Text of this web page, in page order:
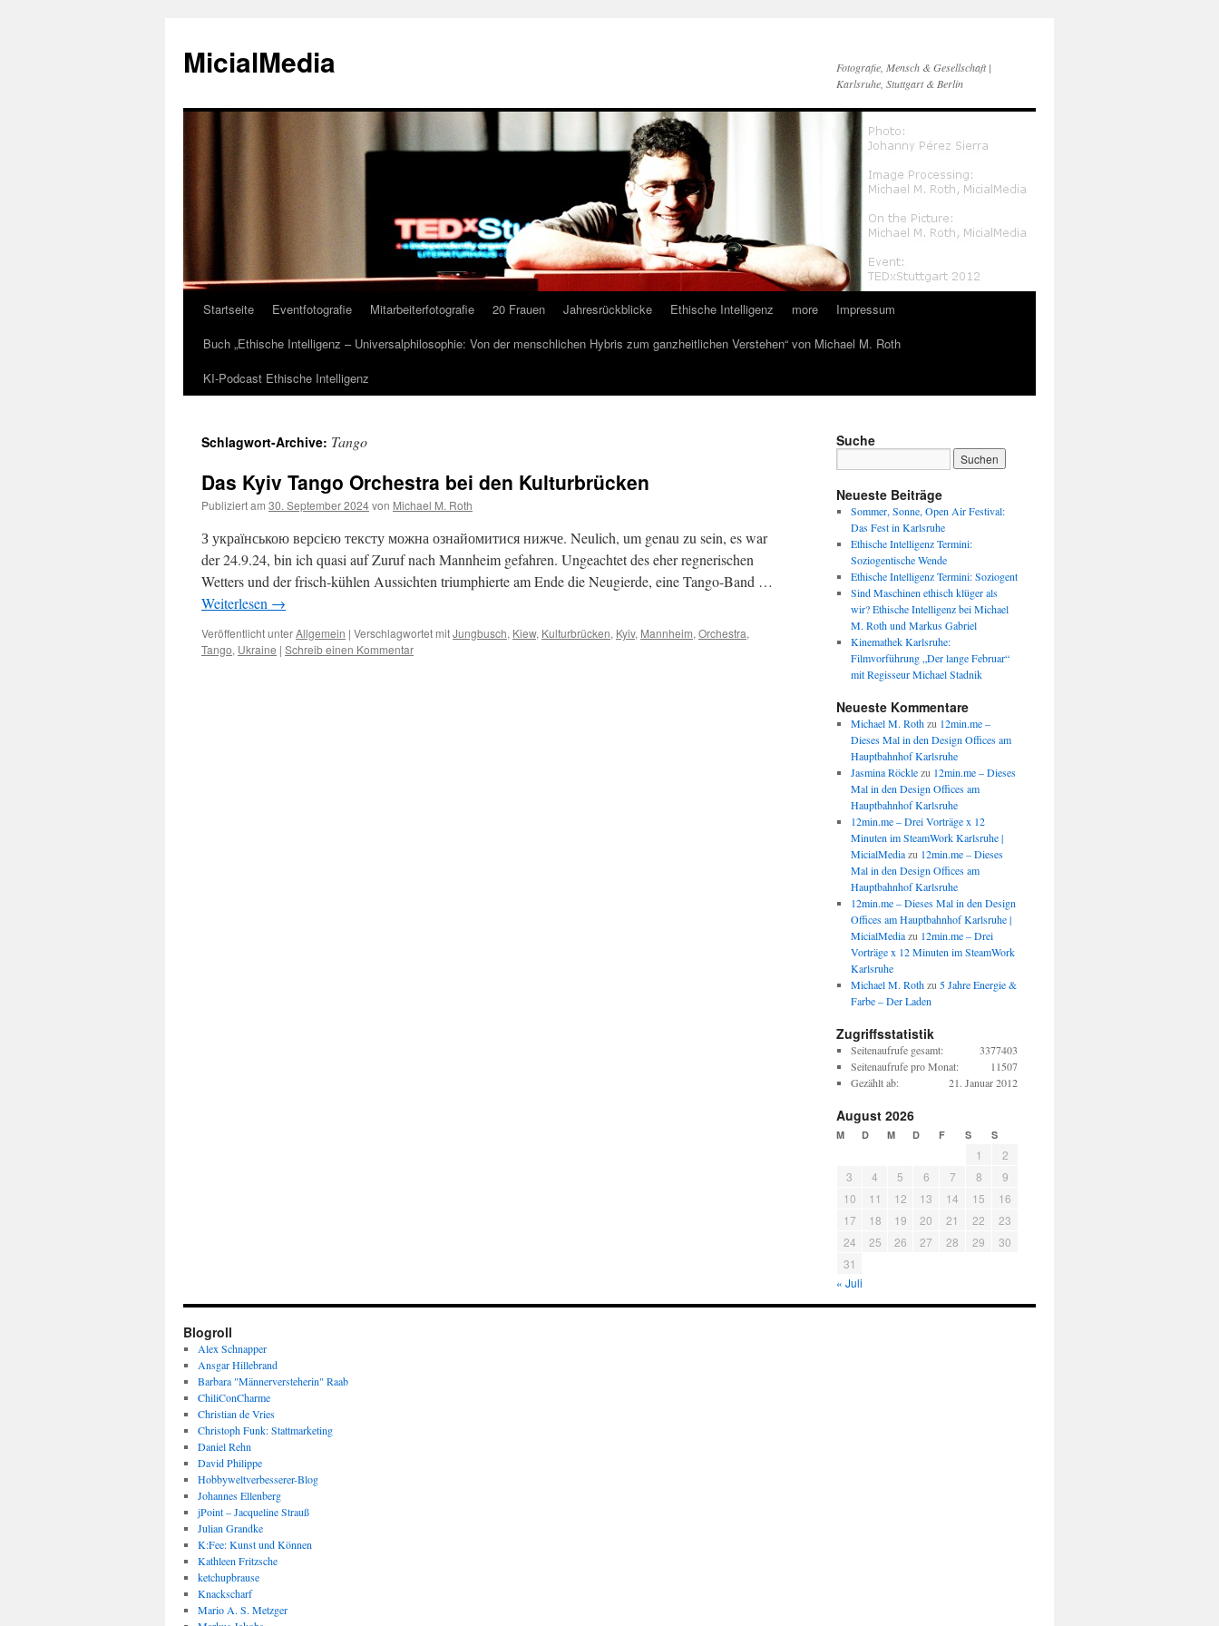
MicialMedia
Fotografie, Mensch & Gesellschaft |
Karlsruhe, Stuttgart & Berlin
Zum
Inhalt
springen
Startseite Eventfotografie Mitarbeiterfotografie 20 Frauen Jahresrückblicke Ethische Intelligenz more
Impressum
Buch „Ethische Intelligenz – Universalphilosophie: Von der menschlichen Hybris zum ganzheitlichen Verstehen“ von Michael M. Roth
KI-Podcast Ethische Intelligenz
Schlagwort-Archive: Tango
Das Kyiv Tango Orchestra bei den Kulturbrücken
Publiziert am 30. September 2024von Michael M. Roth
З українською версією тексту можна ознайомитися нижче. Neulich, um genau zu sein, es war
der 24.9.24, bin ich quasi auf Zuruf nach Mannheim gefahren. Ungeachtet des eher regnerischen
Wetters und der frisch-kühlen Aussichten triumphierte am Ende die Neugierde, eine Tango-Band …
Weiterlesen →
Veröffentlicht unterAllgemein | Verschlagwortet mitJungbusch, Kiew, Kulturbrücken, Kyiv, Mannheim, Orchestra,
Tango, Ukraine | Schreib einen Kommentar
Suche
Neueste Beiträge
Sommer, Sonne, Open Air Festival:
Das Fest in Karlsruhe
Ethische Intelligenz Termini:
Soziogentische Wende
Ethische Intelligenz Termini: Soziogent
Sind Maschinen ethisch klüger als
wir? Ethische Intelligenz bei Michael
M. Roth und Markus Gabriel
Kinemathek Karlsruhe:
Filmvorführung „Der lange Februar“
mit Regisseur Michael Stadnik
Neueste Kommentare
Michael M. Rothzu 12min.me –
Dieses Mal in den Design Offices am
Hauptbahnhof Karlsruhe
Jasmina Röcklezu 12min.me – Dieses
Mal in den Design Offices am
Hauptbahnhof Karlsruhe
12min.me – Drei Vorträge x 12
Minuten im SteamWork Karlsruhe |
MicialMediazu 12min.me – Dieses
Mal in den Design Offices am
Hauptbahnhof Karlsruhe
12min.me – Dieses Mal in den Design
Offices am Hauptbahnhof Karlsruhe |
MicialMediazu 12min.me – Drei
Vorträge x 12 Minuten im SteamWork
Karlsruhe
Michael M. Rothzu 5 Jahre Energie &
Farbe – Der Laden
Zugriffsstatistik
3377403
Seitenaufrufe gesamt:
11507
Seitenaufrufe pro Monat:
21. Januar 2012
Gezählt ab:
August 2026
M D M D F S S
1
2
3
4 5 6 7 8
9
10
11 12 13 14 15
16
17
18 19 20 21 22
23
24
25 26 27 28 29
30
31
« Juli
Blogroll
Alex Schnapper
Ansgar Hillebrand
Barbara "Männerversteherin" Raab
ChiliConCharme
Christian de Vries
Christoph Funk: Stattmarketing
Daniel Rehn
David Philippe
Hobbyweltverbesserer-Blog
Johannes Ellenberg
jPoint – Jacqueline Strauß
Julian Grandke
K:Fee: Kunst und Können
Kathleen Fritzsche
ketchupbrause
Knackscharf
Mario A. S. Metzger